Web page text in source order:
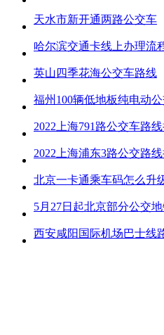
天水市新开通两路公交车
哈尔滨交通卡线上办理流
英山四季花海公交车路线
福州100辆低地板纯电动
2022上海791路公交车路
2022上海浦东3路公交路
北京一卡通乘车码怎么升
5月27日起北京部分公交
西安咸阳国际机场巴士线